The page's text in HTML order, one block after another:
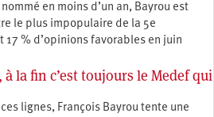
en moins d’un an, Bayrou est
le plus impopulaire de la 5e
17 % d’opinions favorables en juin
la fin c’est toujours le Medef qui
lignes, François Bayrou tente une